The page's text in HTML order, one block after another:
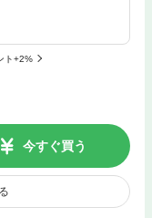
ト+2%
今すぐ買う